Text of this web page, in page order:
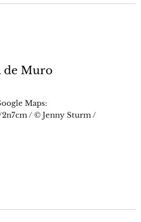
de Muro
Maps:
/ © Jenny Sturm /